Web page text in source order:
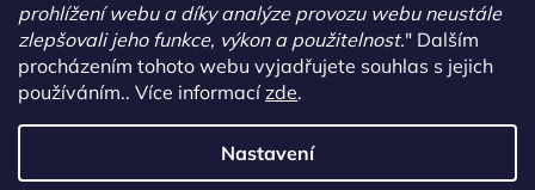
prohlížení webu a díky analýze provozu webu neustále
zlepšovali jeho funkce, výkon a použitelnost." Dalším
procházením tohoto webu vyjadřujete souhlas s jejich
používáním.. Více informacízde.
Nastavení